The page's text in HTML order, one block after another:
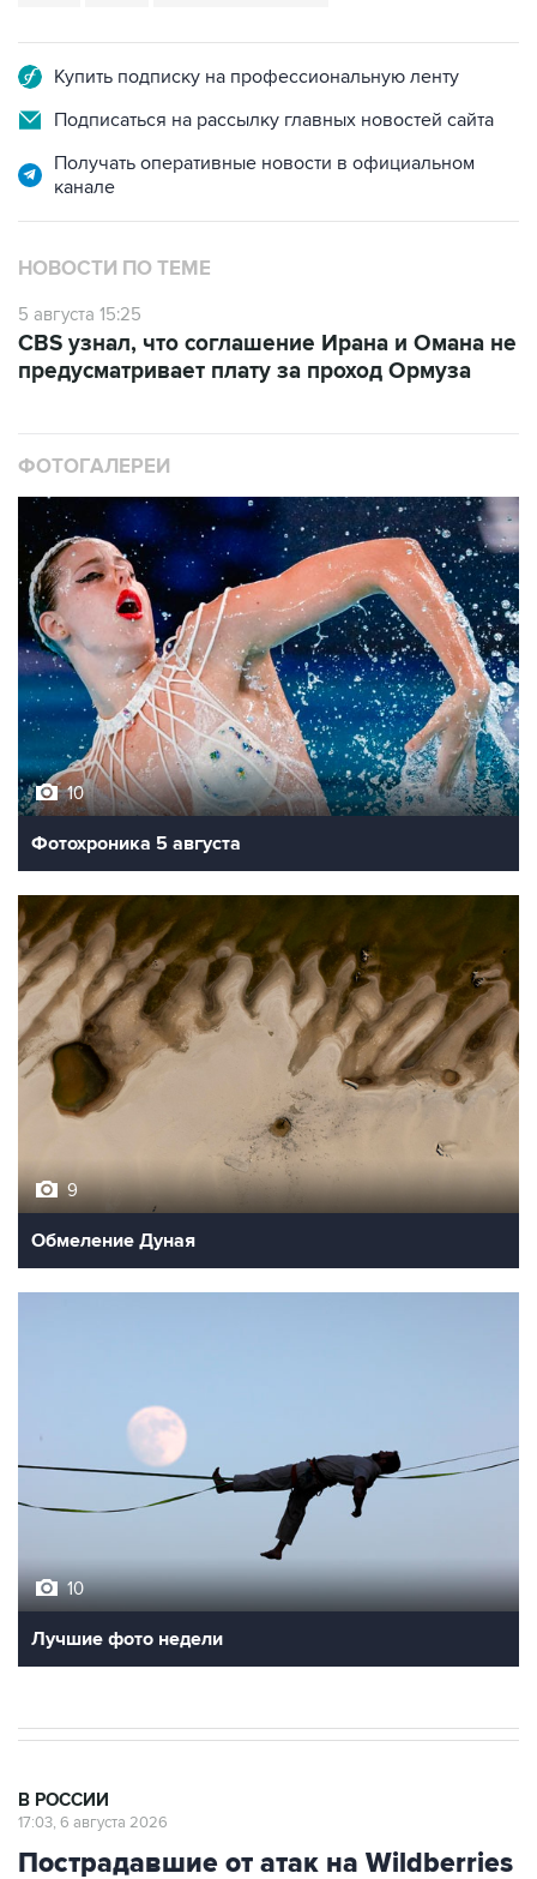
Купить подписку на профессиональную ленту
Подписаться на рассылку главных новостей сайта
Получать оперативные новости в официальном
канале
НОВОСТИ ПО ТЕМЕ
5 августа 15:25
CBS узнал, что соглашение Ирана и Омана не
предусматривает плату за проход Ормуза
ФОТОГАЛЕРЕИ
10
Фотохроника 5 августа
9
Обмеление Дуная
10
Лучшие фото недели
В РОССИИ
17:03, 6 августа 2026
Пострадавшие от атак на Wildberries